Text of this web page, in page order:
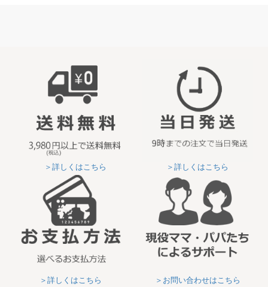
＞詳しくはこちら ＞詳しくはこちら
＞詳しくはこちら ＞お問い合わせはこちら